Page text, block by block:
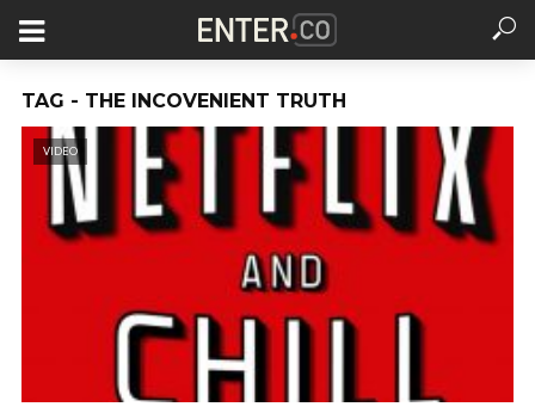
TAG - THE INCOVENIENT TRUTH
VIDEO